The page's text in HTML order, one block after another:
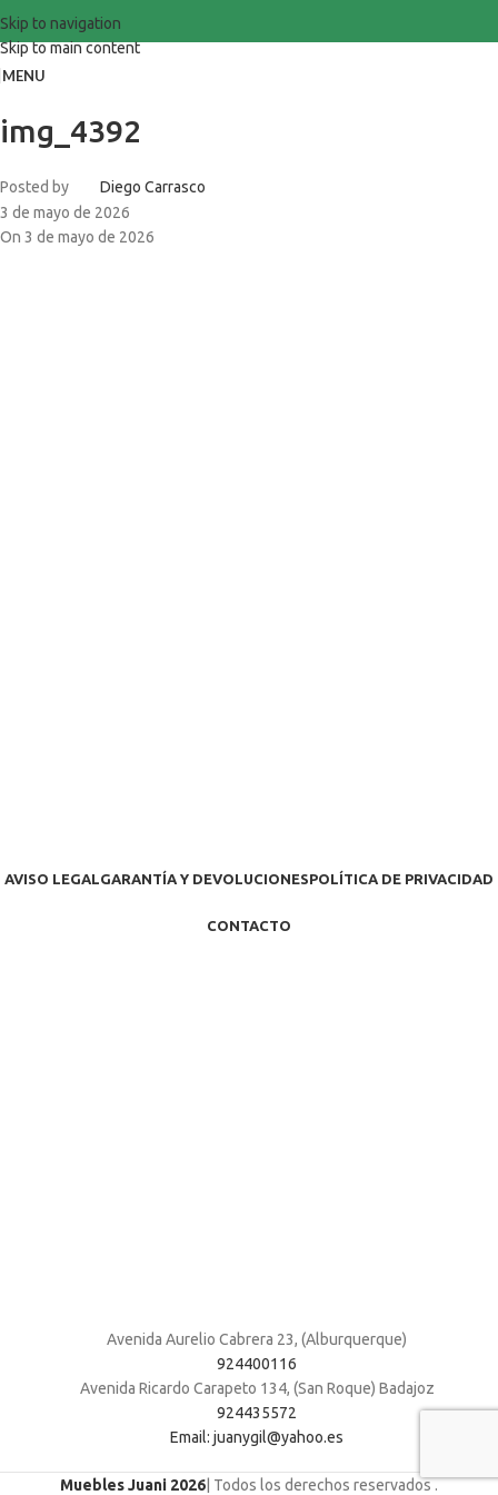
Skip to navigation
Skip to main content
MENU
img_4392
Posted by
Diego Carrasco
3 de mayo de 2026
On 3 de mayo de 2026
AVISO LEGALGARANTÍA Y DEVOLUCIONESPOLÍTICA DE PRIVACIDAD
CONTACTO
Avenida Aurelio Cabrera 23, (Alburquerque)
924400116
Avenida Ricardo Carapeto 134, (San Roque) Badajoz
924435572
Email: juanygil@yahoo.es
Muebles Juani 2026 | Todos los derechos reservados.